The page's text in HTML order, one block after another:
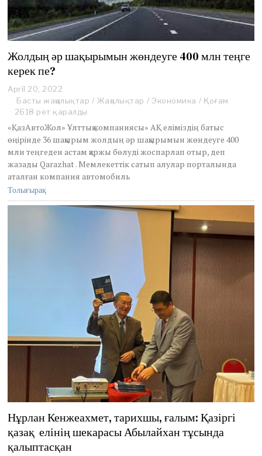
Жолдың әр шақырымын жөндеуге 400 млн теңге
керек пе?
April 20, 2022
p
r
l
2
0
,
2
Басты жаңалықтар / Жаңалықтар / Экономика / Қоғам
2618 рет қаралды
«ҚазАвтоЖол» Ұлттық компаниясы» АҚ еліміздің батыс
өңірінде 36 шақырым жолдың әр шақырымын жөндеуге 400
млн теңгеден астам қаржы бөлуді жоспарлап отыр, деп
жазады Qarazhat . Мемлекеттік сатып алулар порталында
аталған компания автомобиль
Толығырақ
Нұрлан Кенжеахмет, тарихшы, ғалым: Қазіргі
қазақ елінің шекарасы Абылайхан тұсында
қалыптасқан